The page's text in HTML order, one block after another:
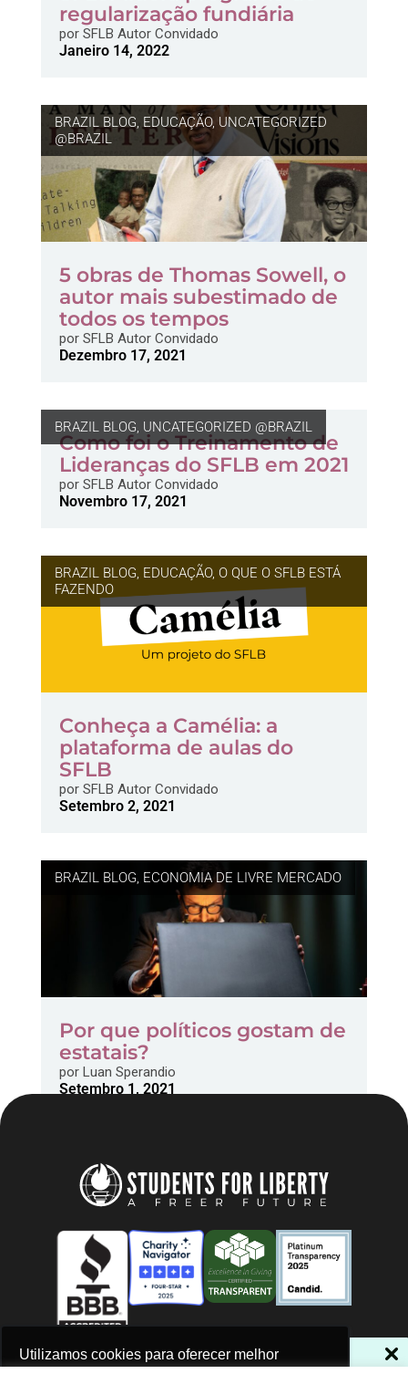
NÃO PERCA NOSSAS NOVIDADES!
Utilizamos cookies para oferecer melhor
regularização fundiária
porSFLB Autor Convidado
Janeiro 14, 2022
BRAZIL BLOG, EDUCAÇÃO, UNCATEGORIZED
@BRAZIL
5 obras de Thomas Sowell, o
autor mais subestimado de
todos os tempos
porSFLB Autor Convidado
Dezembro 17, 2021
BRAZIL BLOG, UNCATEGORIZED @BRAZIL
Como foi o Treinamento de
Lideranças do SFLB em 2021
porSFLB Autor Convidado
Novembro 17, 2021
BRAZIL BLOG, EDUCAÇÃO, O QUE O SFLB ESTÁ
FAZENDO
Conheça a Camélia: a
plataforma de aulas do
SFLB
porSFLB Autor Convidado
Setembro 2, 2021
BRAZIL BLOG, ECONOMIA DE LIVRE MERCADO
Por que políticos gostam de
estatais?
porLuan Sperandio
Setembro 1, 2021